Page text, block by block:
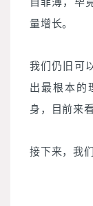
量增长。
我们仍旧可
出最根本的
身，目前来
接下来，我